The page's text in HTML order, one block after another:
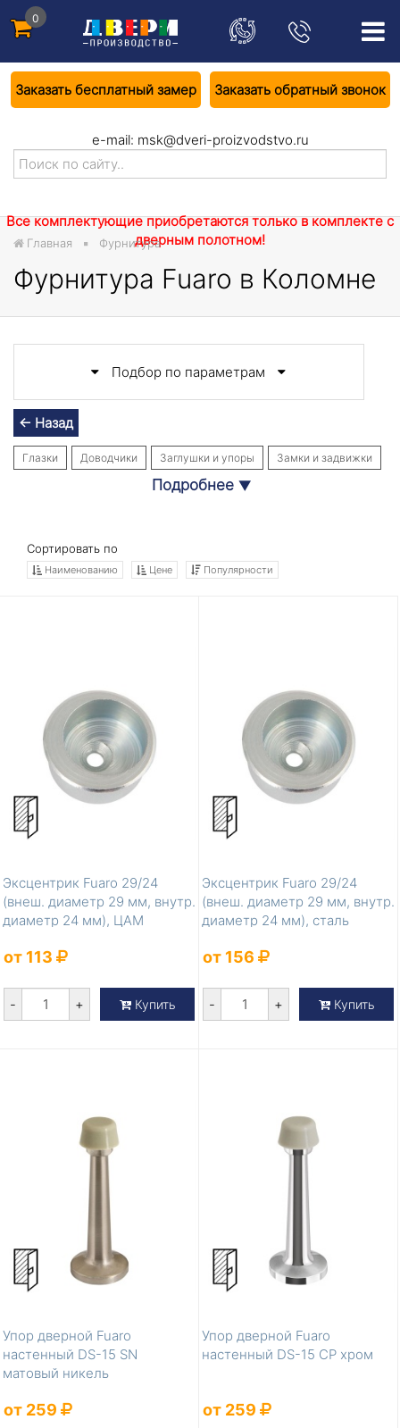
0
Заказать бесплатный замер Заказать обратный звонок
e-mail: msk@dveri-proizvodstvo.ru
Все комплектующие приобретаются только в комплекте с
дверным полотном!
Главная Фурнитура
Фурнитура Fuaro в Коломне
Подбор по параметрам
← Назад
Глазки Доводчики Заглушки и упоры Замки и задвижки
Ответные планки Петли
Подробнее ▼
Сортировать по
Наименованию Цене Популярности
Эксцентрик Fuaro 29/24
(внеш. диаметр 29 мм, внутр.
диаметр 24 мм), ЦАМ
от 113
- + Купить
Эксцентрик Fuaro 29/24
(внеш. диаметр 29 мм, внутр.
диаметр 24 мм), сталь
от 156
- + Купить
Упор дверной Fuaro
настенный DS-15 SN
матовый никель
от 259
Упор дверной Fuaro
настенный DS-15 CP хром
от 259